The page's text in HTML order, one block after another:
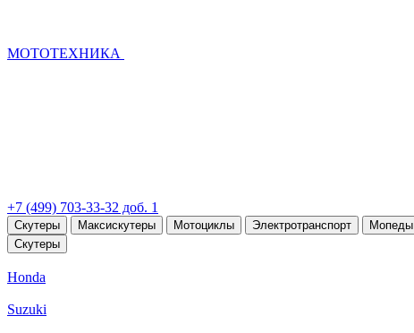
МОТОТЕХНИКА
+7 (499) 703-33-32 доб. 1
Скутеры Максискутеры Мотоциклы Электротранспорт Мопеды
Скутеры
Honda
Suzuki